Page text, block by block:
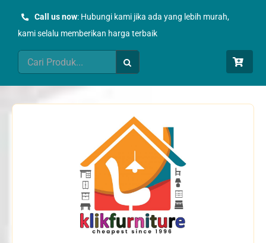
Call us now: Hubungi kami jika ada yang lebih murah,
kami selalu memberikan harga terbaik
Search
for: